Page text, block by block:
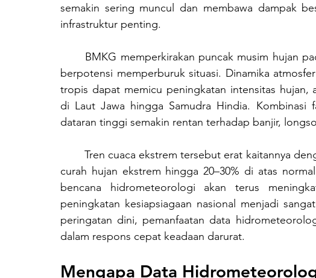
semakin sering muncul dan membawa dampak
infrastruktur penting.
berpotensi memperburuk situasi. Dinamika
tropis dapat memicu peningkatan intensitas
di Laut Jawa hingga Samudra Hindia. Kombinasi
dataran tinggi semakin rentan terhadap banjir,
	Tren cuaca ekstrem tersebut erat kaitannya dengan perubahan iklim yang meningkatkan
curah hujan ekstrem hingga 20–30% di atas
bencana hidrometeorologi akan terus
peningkatan kesiapsiagaan nasional menjadi
peringatan dini, pemanfaatan data
dalam respons cepat keadaan darurat.
Mengapa Data